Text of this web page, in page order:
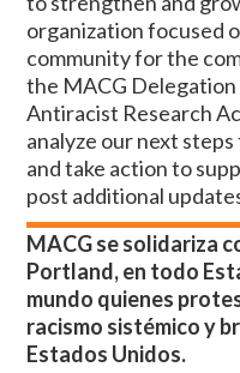
organization focused
community for the
the MACG
Antiracist Research
analyze our next
and take action to
post additional
MACG se solidariza
Portland, en todo
mundo quienes
racismo sistémico y
Estados Unidos.